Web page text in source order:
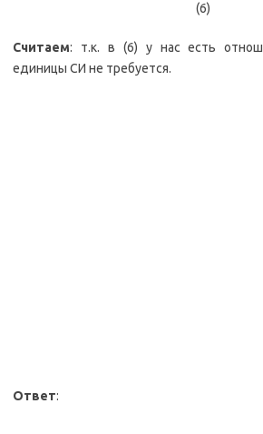
(6)
Считаем: т.к. в (6) у нас есть
единицы СИ не требуется.
Ответ: